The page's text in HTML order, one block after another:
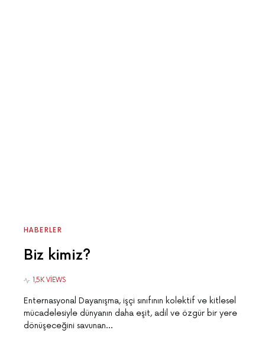
HABERLER
Biz kimiz?
1,5K VIEWS
Enternasyonal Dayanışma, işçi sınıfının kolektif ve kitlesel
mücadelesiyle dünyanın daha eşit, adil ve özgür bir yere
dönüşeceğini savunan…